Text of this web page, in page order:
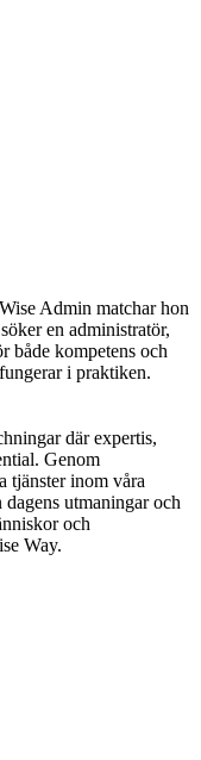
Admin matchar hon
en administratör,
både kompetens och
i praktiken.
där expertis,
Genom
tjänster inom våra
utmaningar och
och
Way.